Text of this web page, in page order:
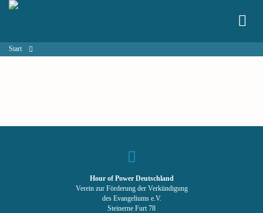
Start
Hour of Power Deutschland
Verein zur Förderung der Verkündigung
des Evangeliums e.V.
Steinerne Furt 78